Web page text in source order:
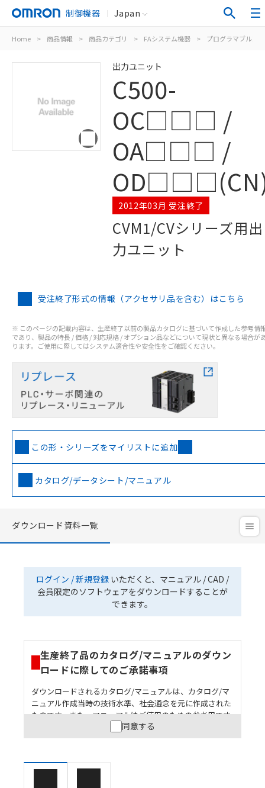
制御機器 Japan
Home > 商品情報 > 商品カテゴリ > FAシステム機器 > プログラマブルコ
出力ユニット
C500-
OC□□□ /
OA□□□ /
2012年03月 受注終了
CVM1/CVシリーズ用出
力ユニット
受注終了形式の情報（アクセサリ品を含む）はこちら
※ このページの記載内容は、生産終了以前の製品カタログに基づいて作成した参考情
であり、製品の特長 / 価格 / 対応規格 / オプション品などについて現状と異なる場合が
ります。ご使用に際してはシステム適合性や安全性をご確認ください。
この形・シリーズをマイリストに追加
カタログ/データシート/マニュアル
ダウンロード資料一覧
ログイン / 新規登録 いただくと、マニュアル / CAD /
会員限定のソフトウェアをダウンロードすることが
できます。
生産終了品のカタログ/マニュアルのダウン
ロードに際してのご承諾事項
ダウンロードされるカタログ/マニュアルは、カタログ/マ
ニュアル作成当時の技術水準、社会通念を元に作成された
ものです。また、マニュアルはご使用のための参考用です
ので、ご使用にあたっての安全性については十分にご配慮
ください。以下の内容をご承諾の上、ご利用ください。
うな用途に使用される場合には、システム全体として
同意する